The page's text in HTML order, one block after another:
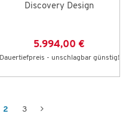
Discovery Design
5.994,00 €
Dauertiefpreis - unschlagbar günstig!
2 3